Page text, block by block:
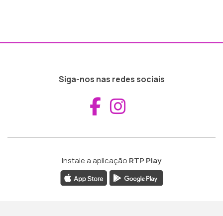
Siga-nos nas redes sociais
Aceder ao
Instale a aplicação RTP Play